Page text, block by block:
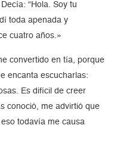
“Hola. Soy tu
toda apenada y
cuatro años.»
convertido en tía, porque
encanta escucharlas:
Es difícil de creer
conoció, me advirtió que
todavía me causa